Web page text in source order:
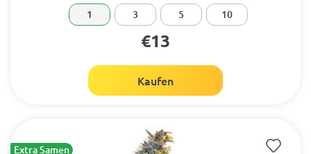
1 3 5 10
€13
Kaufen
Extra Samen